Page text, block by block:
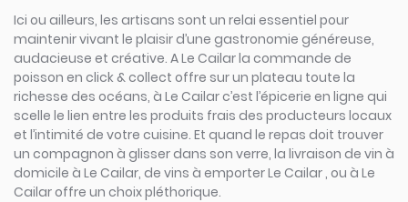
Ici ou ailleurs, les artisans sont un relai essentiel pour
maintenir vivant le plaisir d’une gastronomie généreuse,
audacieuse et créative. A Le Cailar la commande de
poisson en click & collect offre sur un plateau toute la
richesse des océans, à Le Cailar c’est l’épicerie en ligne qui
scelle le lien entre les produits frais des producteurs locaux
et l’intimité de votre cuisine. Et quand le repas doit trouver
un compagnon à glisser dans son verre, la livraison de vin à
domicile à Le Cailar, de vins à emporter Le Cailar , ou à Le
Cailar offre un choix pléthorique.